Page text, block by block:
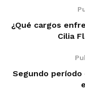
¿Qué cargos
Cilia
Segundo período